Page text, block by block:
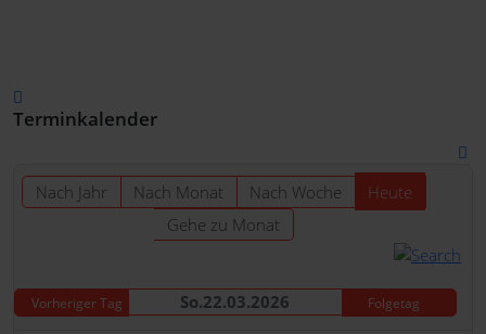
Terminkalender
Nach Jahr Nach Monat Nach Woche
Heute
Gehe zu Monat
Vorheriger Tag So.22.03.2026 Folgetag